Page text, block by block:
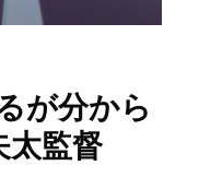
が分から
太監督